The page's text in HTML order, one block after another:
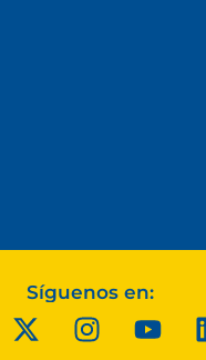
Síguenos en: